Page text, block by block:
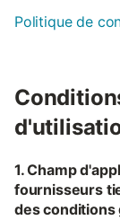
Politique de
1. Champ
fournisseurs
des conditions